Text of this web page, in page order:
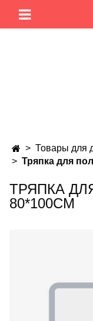
Товары для
Тряпка для
ТРЯПКА
80*100СМ